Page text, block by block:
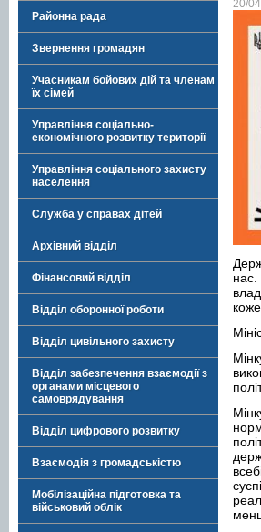
Районна рада
Звернення громадян
Учасникам бойових дій та членам
їх сімей
Управління соціально-
економічного розвитку території
Управління соціального захисту
населення
Служба у справах дітей
Архівний відділ
Фінансовий відділ
Відділ оборонної роботи
Відділ цивільного захисту
Відділ забезпечення взаємодії з
органами місцевого
самоврядування
Відділ цифрового розвитку
Взаємодія з громадськістю
Мобілізаційна підготовка та
військовий облік
20/
нас.